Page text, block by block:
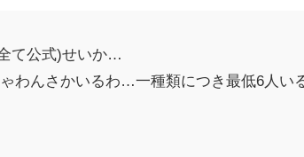
て公式)せいか…
わんさかいるわ…一種類につき最低6人い